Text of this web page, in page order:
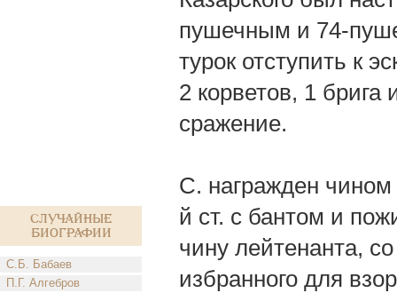
Случайные
биографии
С.Б. Бабаев
П.Г. Алгебров
пушечным и 74-
турок отступить к
2 корветов, 1
сражение.
С. награжден
й ст. с бантом и
чину лейтенанта,
избранного для